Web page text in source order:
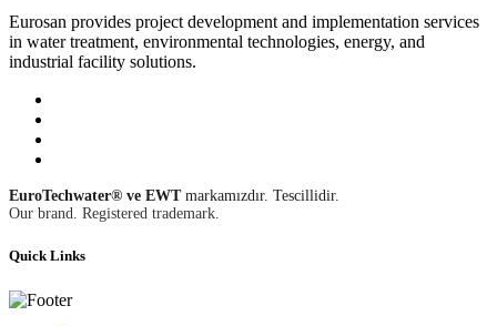
Eurosan provides project development and implementation services
in water treatment, environmental technologies, energy, and
industrial facility solutions.
EuroTechwater® ve EWT markamızdır. Tescillidir.
Our brand. Registered trademark.
Quick Links